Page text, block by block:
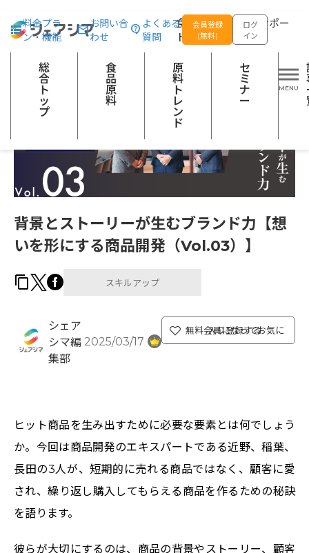
食品の企画開発をサポー
トする
料金プラ
ン・機能
お問い合
わせ
よくある
質問
会員登録
(無料)
ログ
イン
総
合
ト
ッ
プ
食
品
原
料
原
料
ト
レ
ン
ド
セ
ミ
ナ
ー
総合トップ 記事一覧 スキルアップ 背景とストーリーが生むブ
背景とストーリーが生むブランド力【想
いを形にする商品開発（Vol.03）】
スキルアップ
シェア
シマ編
集部
2025/03/17
無料会員になってお気に入り登録する
ヒット商品を生み出すために必要な要素とは何でしょう
か。今回は商品開発のエキスパートである近野、稲葉、
長田の3人が、短期的に売れる商品ではなく、顧客に愛
され、繰り返し購入してもらえる商品を作るための秘訣
を語ります。
彼らが大切にするのは、商品の背景やストーリー、顧客